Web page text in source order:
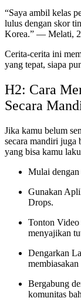
“Saya ambil kelas
lulus dengan skor
Korea.” — Melati,
Cerita-cerita ini
yang tepat, siapa
H2: Cara
Secara
Jika kamu belum
secara mandiri juga
yang bisa kamu
Mulai
Gunakan
Drops.
Tonton Video
menyajikan
Dengarkan
Bergabung
komunitas